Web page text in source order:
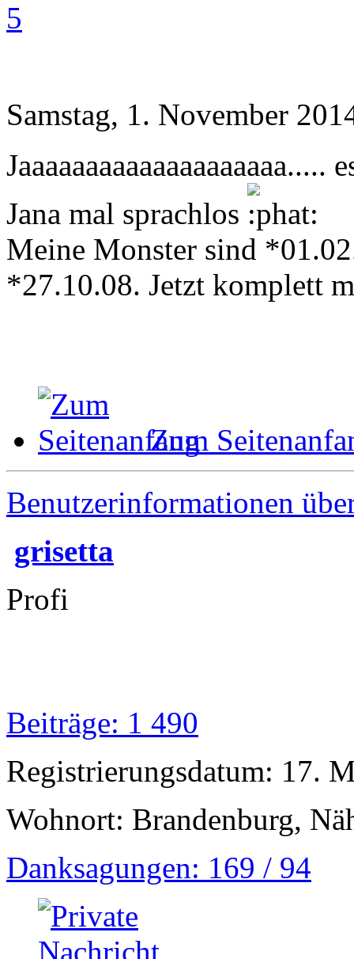
5
Samstag, 1. November
Jana mal sprachlos
Meine Monster sind
*27.10.08. Jetzt komplett
Zum
Benutzerinformationen
grisetta
Profi
Beiträge: 1 490
Registrierungsdatum: 17.
Wohnort: Brandenburg,
Danksagungen: 169 / 94